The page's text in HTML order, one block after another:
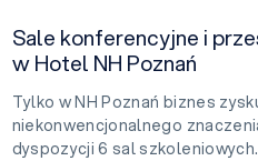
Sale konferencyjne i
w Hotel NH Poznań
Tylko w NH Poznań biznes
niekonwencjonalnego
dyspozycji 6 sal szkoleniowych.